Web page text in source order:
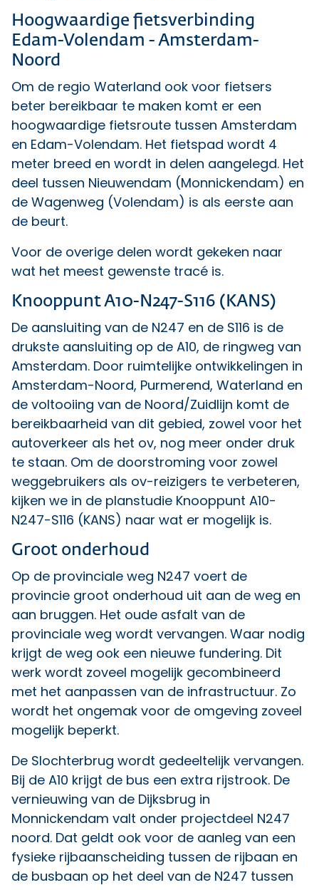
Hoogwaardige fietsverbinding
Edam-Volendam - Amsterdam-
Noord
Om de regio Waterland ook voor fietsers
beter bereikbaar te maken komt er een
hoogwaardige fietsroute tussen Amsterdam
en Edam-Volendam. Het fietspad wordt 4
meter breed en wordt in delen aangelegd. Het
deel tussen Nieuwendam (Monnickendam) en
de Wagenweg (Volendam) is als eerste aan
de beurt.
Voor de overige delen wordt gekeken naar
wat het meest gewenste tracé is.
Knooppunt A10-N247-S116 (KANS)
De aansluiting van de N247 en de S116 is de
drukste aansluiting op de A10, de ringweg van
Amsterdam. Door ruimtelijke ontwikkelingen in
Amsterdam-Noord, Purmerend, Waterland en
de voltooiing van de Noord/Zuidlijn komt de
bereikbaarheid van dit gebied, zowel voor het
autoverkeer als het ov, nog meer onder druk
te staan. Om de doorstroming voor zowel
weggebruikers als ov-reizigers te verbeteren,
kijken we in de planstudie Knooppunt A10-
N247-S116 (KANS) naar wat er mogelijk is.
Groot onderhoud
Op de provinciale weg N247 voert de
provincie groot onderhoud uit aan de weg en
aan bruggen. Het oude asfalt van de
provinciale weg wordt vervangen. Waar nodig
krijgt de weg ook een nieuwe fundering. Dit
werk wordt zoveel mogelijk gecombineerd
met het aanpassen van de infrastructuur. Zo
wordt het ongemak voor de omgeving zoveel
mogelijk beperkt.
De Slochterbrug wordt gedeeltelijk vervangen.
Bij de A10 krijgt de bus een extra rijstrook. De
vernieuwing van de Dijksbrug in
Monnickendam valt onder projectdeel N247
noord. Dat geldt ook voor de aanleg van een
fysieke rijbaanscheiding tussen de rijbaan en
de busbaan op het deel van de N247 tussen